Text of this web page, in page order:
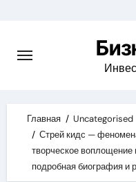
content
Главная
Uncategorised
Стрей кидс —
творческое воплощение
подробная биография и